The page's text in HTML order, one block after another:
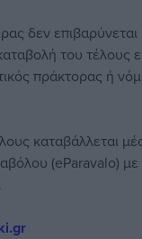
δεν
του τέλους
πράκτορας ή
καταβάλλεται
(eParavalo) με